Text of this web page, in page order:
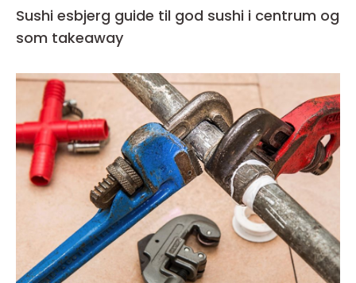
Sushi esbjerg guide til god sushi i centrum og
som takeaway